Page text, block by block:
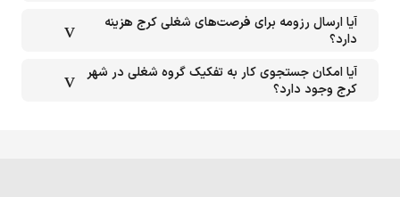
آیا ارسال رزومه برای فرصت‌های شغلی کرج هزینه
دارد؟
آیا امکان جستجوی کار به تفکیک گروه شغلی در شهر
کرج وجود دارد؟